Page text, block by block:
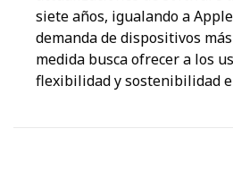
siete años, igualando a
demanda de dispositivos
medida busca ofrecer a los
flexibilidad y sostenibilidad